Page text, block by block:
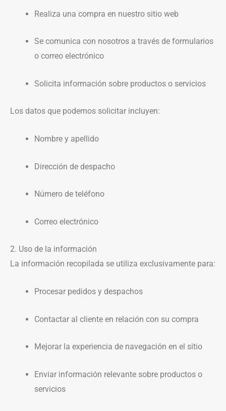
Realiza una compra en nuestro sitio web
Se comunica con nosotros a través de formularios
o correo electrónico
Solicita información sobre productos o servicios
Los datos que podemos solicitar incluyen:
Nombre y apellido
Dirección de despacho
Número de teléfono
Correo electrónico
2. Uso de la información
La información recopilada se utiliza exclusivamente para:
Procesar pedidos y despachos
Contactar al cliente en relación con su compra
Mejorar la experiencia de navegación en el sitio
Enviar información relevante sobre productos o
servicios